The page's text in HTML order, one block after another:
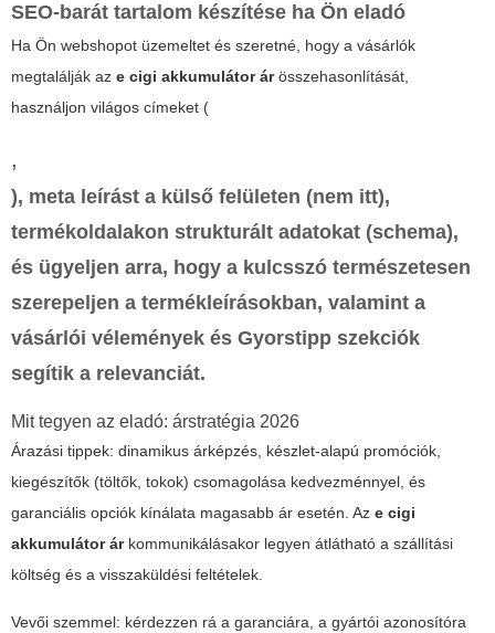
SEO-barát tartalom készítése ha Ön eladó
Ha Ön webshopot üzemeltet és szeretné, hogy a vásárlók
megtalálják az e cigi akkumulátor árösszehasonlítását,
használjon világos címeket (
,
), meta leírást a külső felületen (nem itt),
termékoldalakon strukturált adatokat (schema),
és ügyeljen arra, hogy a kulcsszó természetesen
szerepeljen a termékleírásokban, valamint a
vásárlói vélemények és Gyorstipp szekciók
segítik a relevanciát.
Mit tegyen az eladó: árstratégia 2026
Árazási tippek: dinamikus árképzés, készlet-alapú promóciók,
kiegészítők (töltők, tokok) csomagolása kedvezménnyel, és
garanciális opciók kínálata magasabb ár esetén. Az e cigi
akkumulátor árkommunikálásakor legyen átlátható a szállítási
költség és a visszaküldési feltételek.
Vevői szemmel: kérdezzen rá a garanciára, a gyártói azonosítóra